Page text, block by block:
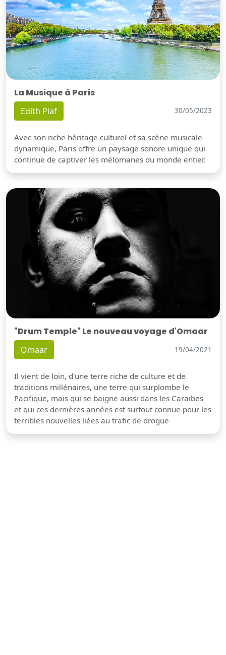
La Musique à Paris
Edith Piaf 30/05/2023
Avec son riche héritage culturel et sa scène musicale
dynamique, Paris offre un paysage sonore unique qui
continue de captiver les mélomanes du monde entier.
"Drum Temple" Le nouveau voyage d'Omaar
Omaar 19/04/2021
Il vient de loin, d'une terre riche de culture et de
traditions millénaires, une terre qui surplombe le
Pacifique, mais qui se baigne aussi dans les Caraïbes
et qui ces dernières années est surtout connue pour les
terribles nouvelles liées au trafic de drogue